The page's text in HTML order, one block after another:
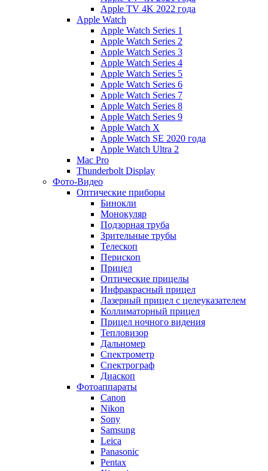
Apple TV 4K 2022 года
Apple Watch
Apple Watch Series 1
Apple Watch Series 2
Apple Watch Series 3
Apple Watch Series 4
Apple Watch Series 5
Apple Watch Series 6
Apple Watch Series 7
Apple Watch Series 8
Apple Watch Series 9
Apple Watch X
Apple Watch SE 2020 года
Apple Watch Ultra 2
Mac Pro
Thunderbolt Display
Фото-Видео
Оптические приборы
Бинокли
Монокуляр
Подзорная труба
Зрительные трубы
Телескоп
Перископ
Прицел
Оптические прицелы
Инфракрасный прицел
Лазерный прицел с целеуказателем
Коллиматорный прицел
Прицел ночного видения
Тепловизор
Дальномер
Спектрометр
Спектрограф
Диаскоп
Фотоаппараты
Canon
Nikon
Sony
Samsung
Leica
Panasonic
Pentax